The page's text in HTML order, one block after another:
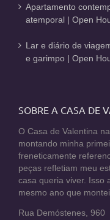
Apartamento
atemporal | Open
Lar e diário de
e garimpo | Open
SOBRE A CASA DE
O Casa de Valentina
montando minha
freneticamente
peças refletiam meu
casa queria viver. Isso
mesmo ano que montei
Rua Demóstenes, 960